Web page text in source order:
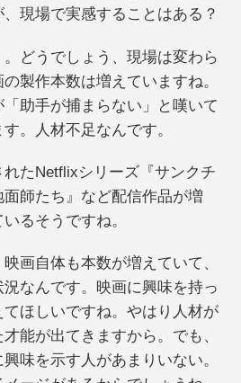
現場で実感することはある？
どうでしょう、現場は変わら
製作本数は増えていますね。
助手が捕まらない」と嘆いて
。人材不足なんです。
たNetflixシリーズ『サンクチ
師たち』など配信作品が増
るそうですね。
画自体も本数が増えていて、
なんです。映画に興味を持っ
ほしいですね。やはり人材が
能が出てきますから。でも、
味を示す人があまりいない。